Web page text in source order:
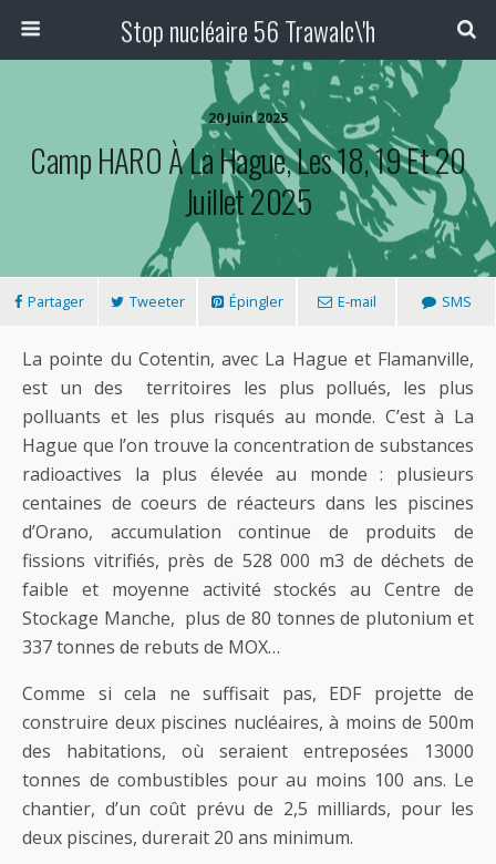
Stop nucléaire 56 Trawalc\'h
20 Juin 2025
Camp HARO À La Hague, Les 18, 19 Et 20
Juillet 2025
Partager Tweeter Épingler E-mail SMS
La pointe du Cotentin, avec La Hague et Flamanville,
est un des territoires les plus pollués, les plus
polluants et les plus risqués au monde. C’est à La
Hague que l’on trouve la concentration de substances
radioactives la plus élevée au monde : plusieurs
centaines de coeurs de réacteurs dans les piscines
d’Orano, accumulation continue de produits de
fissions vitrifiés, près de 528 000 m3 de déchets de
faible et moyenne activité stockés au Centre de
Stockage Manche, plus de 80 tonnes de plutonium et
337 tonnes de rebuts de MOX…
Comme si cela ne suffisait pas, EDF projette de
construire deux piscines nucléaires, à moins de 500m
des habitations, où seraient entreposées 13000
tonnes de combustibles pour au moins 100 ans. Le
chantier, d’un coût prévu de 2,5 milliards, pour les
deux piscines, durerait 20 ans minimum.